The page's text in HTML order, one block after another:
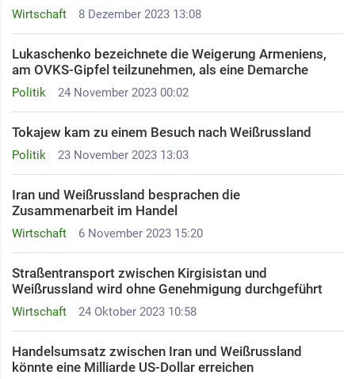
Wirtschaft 8 Dezember 2023 13:08
Politik 24 November 2023 00:02
Lukaschenko bezeichnete die Weigerung Armeniens,
am OVKS-Gipfel teilzunehmen, als eine Demarche
Politik 23 November 2023 13:03
Tokajew kam zu einem Besuch nach Weißrussland
Wirtschaft 6 November 2023 15:20
Iran und Weißrussland besprachen die
Zusammenarbeit im Handel
Wirtschaft 24 Oktober 2023 10:58
Straßentransport zwischen Kirgisistan und
Weißrussland wird ohne Genehmigung durchgeführt
Handelsumsatz zwischen Iran und Weißrussland
könnte eine Milliarde US-Dollar erreichen